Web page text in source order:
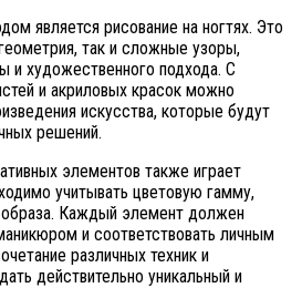
является рисование на ногтях. Это
так и сложные узоры,
и художественного подхода. С
и акриловых красок можно
искусства, которые будут
решений.
элементов также играет
учитывать цветовую гамму,
образа. Каждый элемент должен
и соответствовать личным
различных техник и
действительно уникальный и